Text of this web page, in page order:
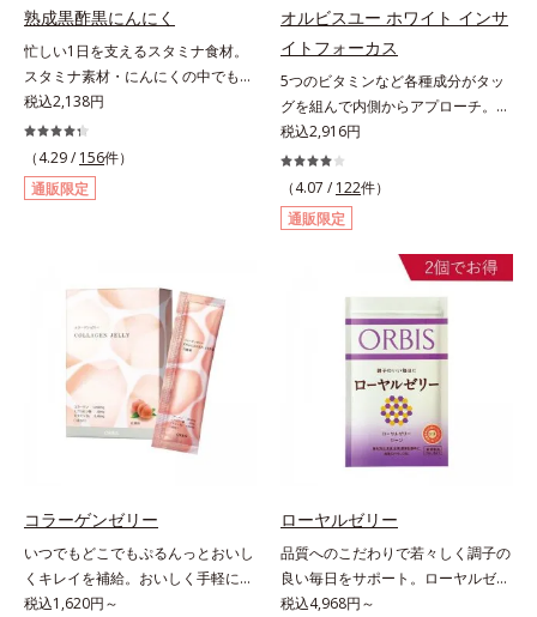
スメです。
熟成黒酢黒にんにく
忙しい1日を支えるスタミナ食材。
スタミナ素材・にんにくの中でも良
質で知られる青森県産の「福地ホワ
イト六片」を発酵・熟成させること
で、生にんにく時よりポリフェノー
ルやアミノ酸量をぐんとパワーアッ
プさせました。さらに、へとへと対
合し、元気を底上げします。また、
ソフトカプセルを採用しニオイを閉
じ込め、ローズマリー抽出物を配合
することで、飲む時も飲んだ後も臭
わず爽やかにカバーします。
税込2,138円
（4.29 / 156件）
通販限定
オルビスユー ホワイト インサ
イトフォーカス
5つのビタミンなど各種成分がタッ
グを組んで内側からアプローチ。透
明感のある美しさをサポートする成
分を凝縮した美容サプリです。L-シ
スチンや植物エキス、ビタミンCを
はじめとした5つのビタミンによっ
て、多角的にアプローチ。さらに南
国の強い日差しにも負けずに育つグ
ァバ葉エキスもプラスしました。体
の内側から美しさに磨きをかけたい
方を応援します！
税込2,916円
（4.07 / 122件）
通販限定
コラーゲンゼリー
いつでもどこでもぷるんっとおいし
くキレイを補給。おいしく手軽にキ
レイをチャージ！ おやつ感覚でハ
税込1,620円～
ローヤルゼリー
品質へのこだわりで若々しく調子の
良い毎日をサポート。ローヤルゼリ
ーは女王蜂専用の特別食。人の健康
税込4,968円～